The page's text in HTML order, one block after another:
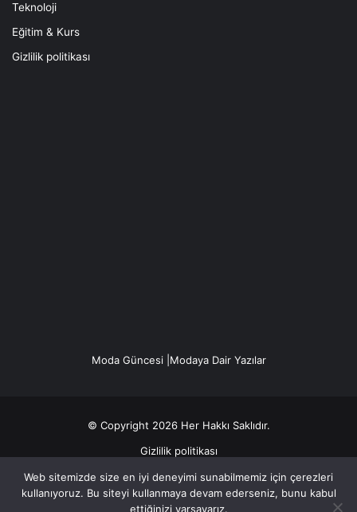
Teknoloji
Eğitim & Kurs
Gizlilik politikası
Moda Güncesi |Modaya Dair Yazılar
© Copyright 2026 Her Hakkı Saklıdır.
Gizlilik politikası
Facebook
X YouTubeInstagram
Web sitemizde size en iyi deneyimi sunabilmemiz için çerezleri
kullanıyoruz. Bu siteyi kullanmaya devam ederseniz, bunu kabul
ettiğinizi varsayarız.